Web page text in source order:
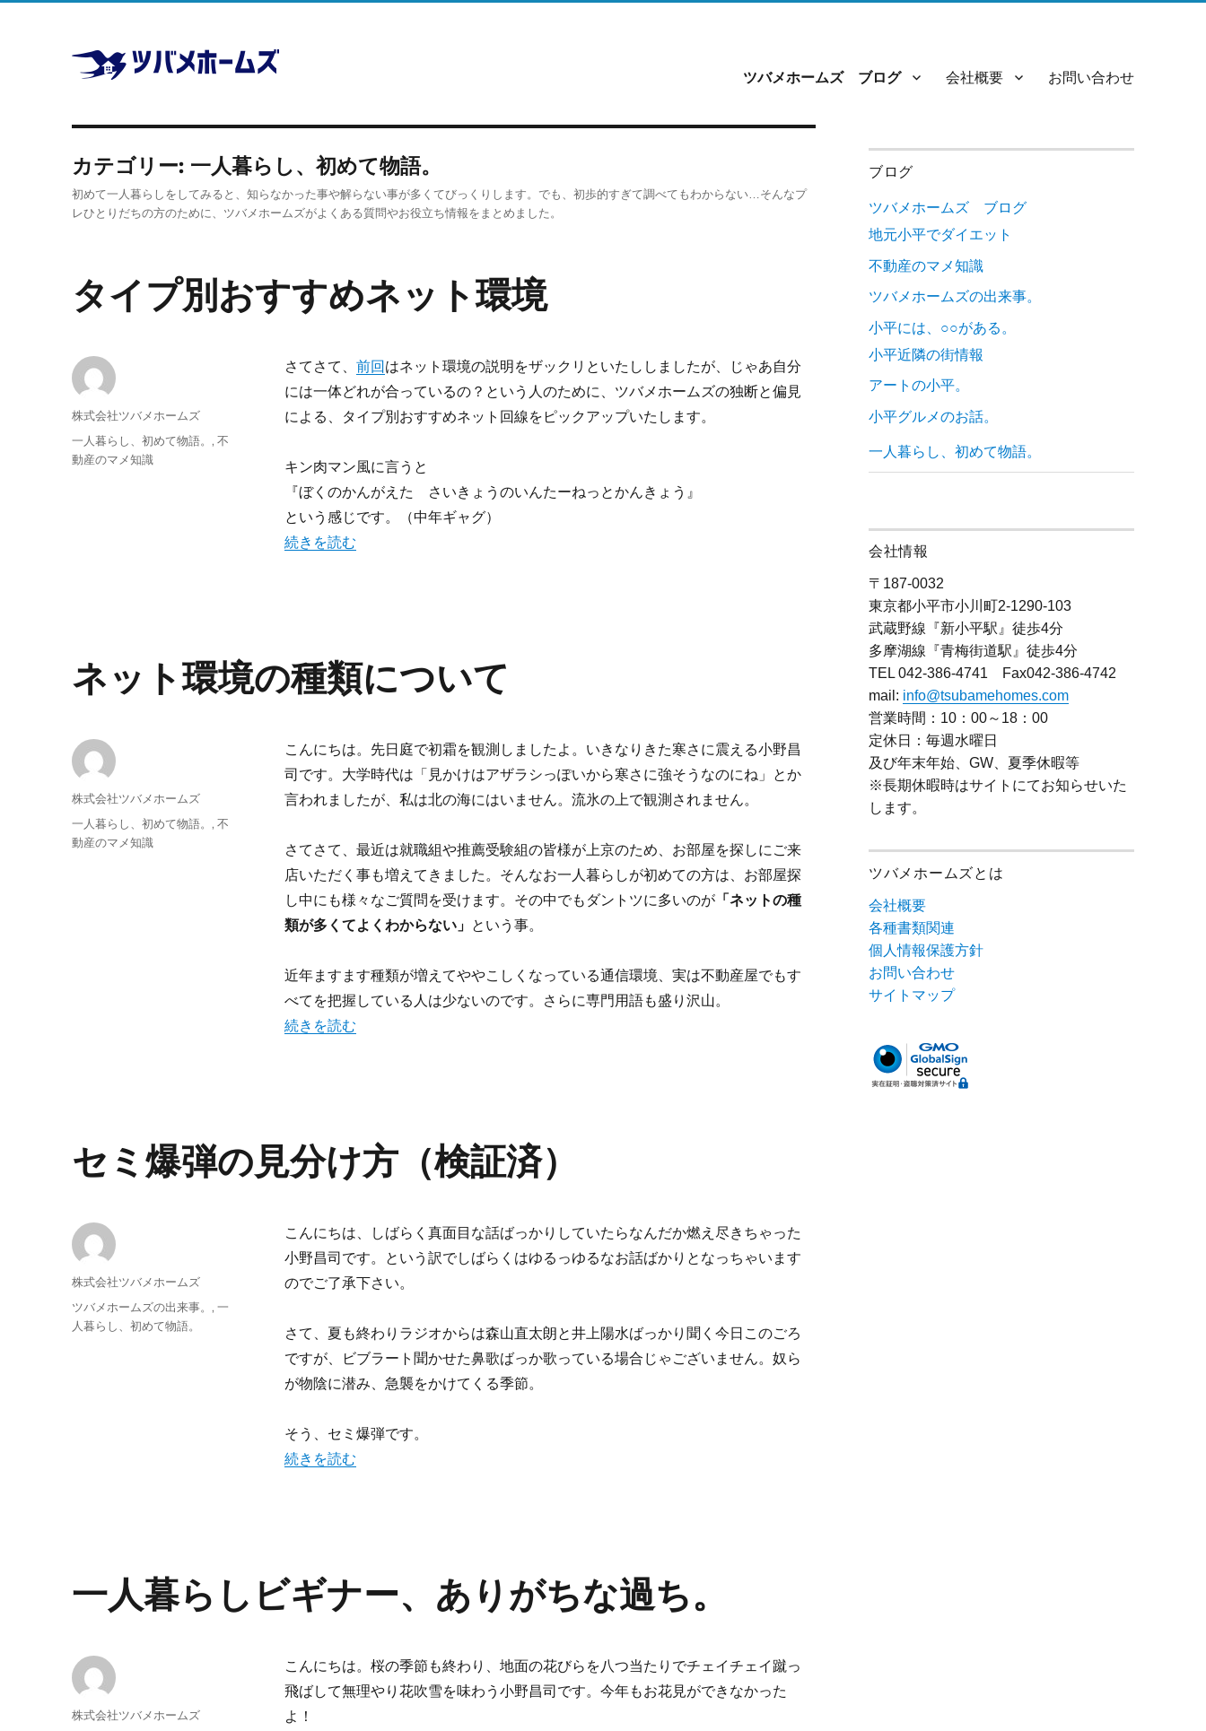
株式会社ツバ
メホームズ
奥ゆかしい小平近辺の新しい魅力を発掘し、新しい視点からご紹介する変わった不動産屋です。
ツバメホームズ ブログ 会社概要 お問い合わせ
カテゴリー: 一人暮らし、初めて物語。
初めて一人暮らしをしてみると、知らなかった事や解らない事が多くてびっくりします。でも、初歩的すぎて調べてもわからない…そんなプ
レひとりだちの方のために、ツバメホームズがよくある質問やお役立ち情報をまとめました。
タイプ別おすすめネット環境
さてさて、 前回 はネット環境の説明をザックリといたししましたが、じゃあ自分
には一体どれが合っているの？という人のために、ツバメホームズの独断と偏見
による、タイプ別おすすめネット回線をピックアップいたします。
キン肉マン風に言うと
『ぼくのかんがえた さいきょうのいんたーねっとかんきょう』
という感じです。（中年ギャグ）
“タイプ別おすすめネット環境” の
続きを読む
投
者
株式会社ツバメホームズ
投
稿
カ
テ
一人暮らし、初めて物語。 ,不
動産のマメ知識
ネット環境の種類について
こんにちは。先日庭で初霜を観測しましたよ。いきなりきた寒さに震える小野昌
司です。大学時代は「見かけはアザラシっぽいから寒さに強そうなのにね」とか
言われましたが、私は北の海にはいません。流氷の上で観測されません。
さてさて、最近は就職組や推薦受験組の皆様が上京のため、お部屋を探しにご来
店いただく事も増えてきました。そんなお一人暮らしが初めての方は、お部屋探
し中にも様々なご質問を受けます。その中でもダントツに多いのが「ネットの種
類が多くてよくわからない」 という事。
近年ますます種類が増えてややこしくなっている通信環境、実は不動産屋でもす
べてを把握している人は少ないのです。さらに専門用語も盛り沢山。
“ネット環境の種類について” の
続きを読む
投
者
株式会社ツバメホームズ
投
稿
カ
テ
一人暮らし、初めて物語。 ,不
動産のマメ知識
セミ爆弾の見分け方（検証済）
こんにちは、しばらく真面目な話ばっかりしていたらなんだか燃え尽きちゃった
小野昌司です。という訳でしばらくはゆるっゆるなお話ばかりとなっちゃいます
のでご了承下さい。
さて、夏も終わりラジオからは森山直太朗と井上陽水ばっかり聞く今日このごろ
ですが、ビブラート聞かせた鼻歌ばっか歌っている場合じゃございません。奴ら
が物陰に潜み、急襲をかけてくる季節。
そう、セミ爆弾です。
“セミ爆弾の見分け方（検証済）” の
続きを読む
投
者
株式会社ツバメホームズ
投
稿
カ
テ
ツバメホームズの出来事。 ,一
人暮らし、初めて物語。
一人暮らしビギナー、ありがちな過ち。
こんにちは。桜の季節も終わり、地面の花びらを八つ当たりでチェイチェイ蹴っ
飛ばして無理やり花吹雪を味わう小野昌司です。今年もお花見ができなかった
よ！
投
株式会社ツバメホームズ
ブログ
ツバメホームズ ブログ
地元小平でダイエット
不動産のマメ知識
ツバメホームズの出来事。
小平には、○○がある。
小平近隣の街情報
アートの小平。
小平グルメのお話。
一人暮らし、初めて物語。
会社情報
〒187-0032
東京都小平市小川町2-1290-103
武蔵野線『新小平駅』徒歩4分
多摩湖線『青梅街道駅』徒歩4分
TEL 042-386-4741 Fax042-386-4742
mail: info@tsubamehomes.com
営業時間：10：00～18：00
定休日：毎週水曜日
及び年末年始、GW、夏季休暇等
※長期休暇時はサイトにてお知らせいた
します。
ツバメホームズとは
会社概要
各種書類関連
個人情報保護方針
お問い合わせ
サイトマップ